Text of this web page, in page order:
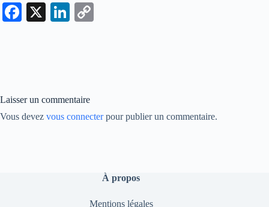
Fa
X
Li
Laisser un commentaire
Vous devez vous connecterpour publier un commentaire.
À propos
Mentions légales